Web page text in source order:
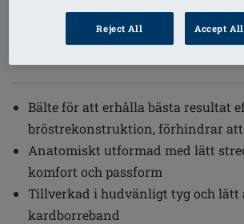
Beställningsnummer: 0789N
Compression Belt
Bälte för att erhålla bästa resultat
bröstrekonstruktion, förhindrar att
Anatomiskt utformad med lätt
komfort och passform
Tillverkad i hudvänligt tyg och lätt
kardborreband
Reject All Accept